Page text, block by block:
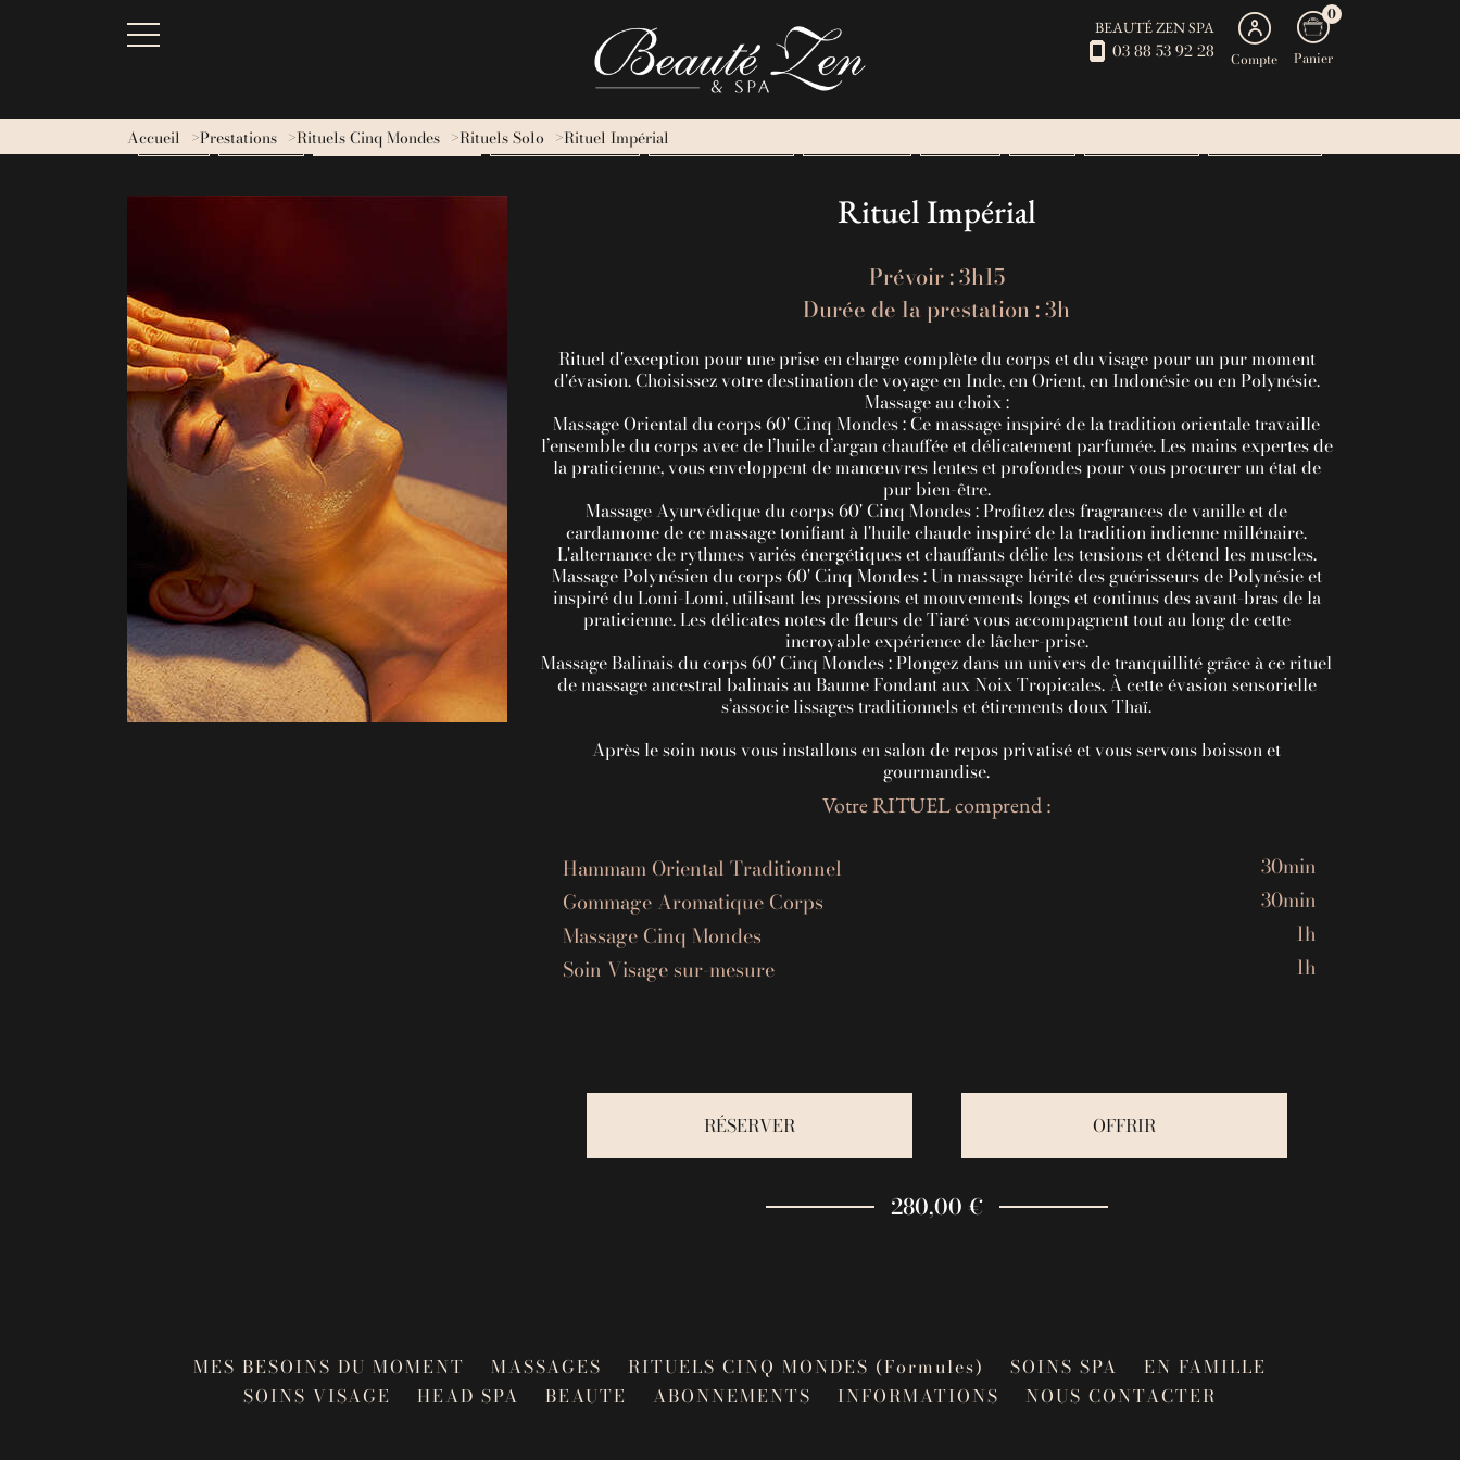
BEAUTÉ ZEN SPA
03 88 53 92 28 Compte
0
Panier
Accueil Prestations Rituels Cinq Mondes Rituels Solo Rituel Impérial
BESOINS MASSAGES RITUELS CINQ MONDES HAMMAM & JACUZZI PARENTS - ENFANTS
Rituel Impérial
Prévoir : 3h15
Durée de la prestation : 3h
Rituel d'exception pour une prise en charge complète du corps et du visage pour un pur moment
d'évasion. Choisissez votre destination de voyage en Inde, en Orient, en Indonésie ou en Polynésie.
Massage au choix :
Massage Oriental du corps 60' Cinq Mondes : Ce massage inspiré de la tradition orientale travaille
l’ensemble du corps avec de l’huile d’argan chauffée et délicatement parfumée. Les mains expertes de
la praticienne, vous enveloppent de manœuvres lentes et profondes pour vous procurer un état de
pur bien-être.
Massage Ayurvédique du corps 60' Cinq Mondes : Profitez des fragrances de vanille et de
cardamome de ce massage tonifiant à l'huile chaude inspiré de la tradition indienne millénaire.
L'alternance de rythmes variés énergétiques et chauffants délie les tensions et détend les muscles.
Massage Polynésien du corps 60' Cinq Mondes : Un massage hérité des guérisseurs de Polynésie et
inspiré du Lomi-Lomi, utilisant les pressions et mouvements longs et continus des avant-bras de la
praticienne. Les délicates notes de fleurs de Tiaré vous accompagnent tout au long de cette
incroyable expérience de lâcher-prise.
Massage Balinais du corps 60' Cinq Mondes : Plongez dans un univers de tranquillité grâce à ce rituel
de massage ancestral balinais au Baume Fondant aux Noix Tropicales. À cette évasion sensorielle
s’associe lissages traditionnels et étirements doux Thaï.
Après le soin nous vous installons en salon de repos privatisé et vous servons boisson et
gourmandise.
Votre RITUEL comprend :
Hammam Oriental Traditionnel
30min
Gommage Aromatique Corps
30min
Massage Cinq Mondes
1h
Soin Visage sur-mesure
1h
RÉSERVER OFFRIR
280,00 €
MES BESOINS DU MOMENT MASSAGES RITUELS CINQ MONDES (Formules) SOINS SPA
EN FAMILLE
SOINS VISAGE
HEAD SPA BEAUTE ABONNEMENTS INFORMATIONS NOUS CONTACTER